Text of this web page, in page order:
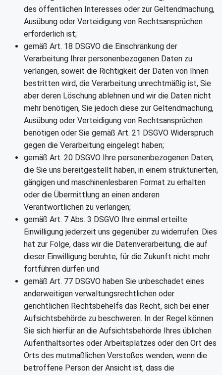
des öffentlichen Interesses oder zur Geltendmachung,
Ausübung oder Verteidigung von Rechtsansprüchen
erforderlich ist;
gemäß Art. 18 DSGVO die Einschränkung der
Verarbeitung Ihrer personenbezogenen Daten zu
verlangen, soweit die Richtigkeit der Daten von Ihnen
bestritten wird, die Verarbeitung unrechtmäßig ist, Sie
aber deren Löschung ablehnen und wir die Daten nicht
mehr benötigen, Sie jedoch diese zur Geltendmachung,
Ausübung oder Verteidigung von Rechtsansprüchen
benötigen oder Sie gemäß Art. 21 DSGVO Widerspruch
gegen die Verarbeitung eingelegt haben;
gemäß Art. 20 DSGVO Ihre personenbezogenen Daten,
die Sie uns bereitgestellt haben, in einem strukturierten,
gängigen und maschinenlesbaren Format zu erhalten
oder die Übermittlung an einen anderen
Verantwortlichen zu verlangen;
gemäß Art. 7 Abs. 3 DSGVO Ihre einmal erteilte
Einwilligung jederzeit uns gegenüber zu widerrufen. Dies
hat zur Folge, dass wir die Datenverarbeitung, die auf
dieser Einwilligung beruhte, für die Zukunft nicht mehr
fortführen dürfen und
gemäß Art. 77 DSGVO haben Sie unbeschadet eines
anderweitigen verwaltungsrechtlichen oder
gerichtlichen Rechtsbehelfs das Recht, sich bei einer
Aufsichtsbehörde zu beschweren. In der Regel können
Sie sich hierfür an die Aufsichtsbehörde Ihres üblichen
Aufenthaltsortes oder Arbeitsplatzes oder den Ort des
Orts des mutmaßlichen Verstoßes wenden, wenn die
betroffene Person der Ansicht ist, dass die